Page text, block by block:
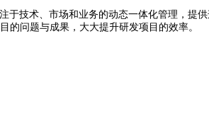
术、市场和业务的动态一体化管理，提
的问题与成果，大大提升研发项目的效率。